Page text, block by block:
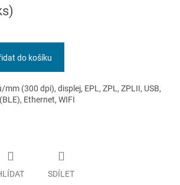
do košíku
(300 dpi), displej, EPL, ZPL, ZPLII, USB,
Ethernet, WIFI
SDÍLET